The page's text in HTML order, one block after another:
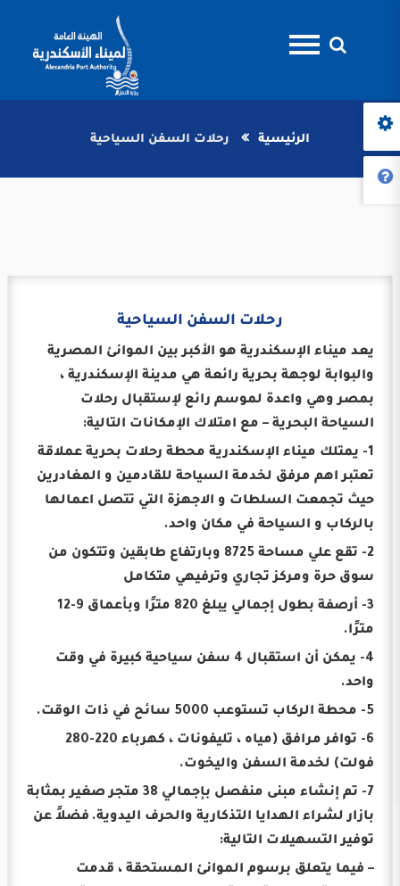
الرئيسية رحلات السفن السياحية
رحلات السفن السياحية
يعد ميناء الإسكندرية هو الأكبر بين الموانئ المصرية
والبوابة لوجهة بحرية رائعة هي مدينة الإسكندرية ،
بمصر وهي واعدة لموسم رائع لإستقبال رحلات
السياحة البحرية – مع امتلاك الإمكانات التالية:
1- يمتلك ميناء الإسكندرية محطة رحلات بحرية عملاقة
تعتبر اهم مرفق لخدمة السياحة للقادمين و المغادرين
حيث تجمعت السلطات و الاجهزة التي تتصل اعمالها
بالركاب و السياحة في مكان واحد.
2- تقع علي مساحة 8725 وبارتفاع طابقين وتتكون من
سوق حرة ومركز تجاري وترفيهي متكامل
3- أرصفة بطول إجمالي يبلغ 820 مترًا وبأعماق 9-12
مترًا.
4- يمكن أن استقبال 4 سفن سياحية كبيرة في وقت
واحد.
5- محطة الركاب تستوعب 5000 سائح في ذات الوقت.
6- توافر مرافق (مياه ، تليفونات ، كهرباء 220-280
فولت) لخدمة السفن واليخوت.
7- تم إنشاء مبنى منفصل بإجمالي 38 متجر صغير بمثابة
بازار لشراء الهدايا التذكارية والحرف اليدوية. فضلاً عن
توفير التسهيلات التالية:
– فيما يتعلق برسوم الموانئ المستحقة ، قدمت